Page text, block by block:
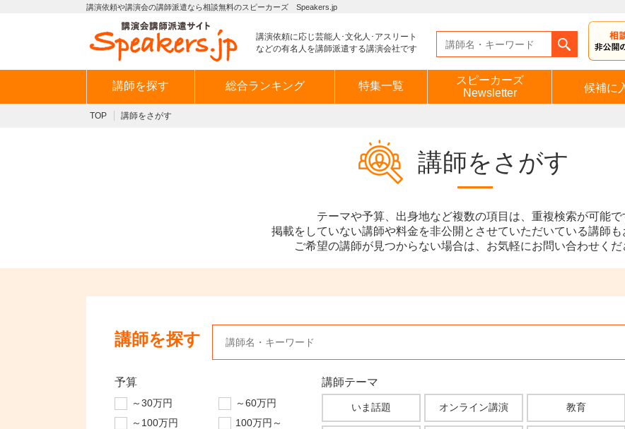
講演依頼や講演会の講師派遣なら相談無料のスピーカーズ Speakers.jp
講演依頼に応じ芸能人･文化人･アスリート
などの有名人を講師派遣する講演会社です
講師を探す 総合ランキング 特集一覧
スピーカーズ
Newsletter
候補に
TOP 講師をさがす
講師をさがす
テーマや予算、出身地など複数の項目は、重複検索が可能で
掲載をしていない講師や料金を非公開とさせていただいている講師も
ご希望の講師が見つからない場合は、お気軽にお問い合わせくだ
講師を探す
予算
～30万円
～60万円
～100万円
100万円～
講師テーマ
いま話題 オンライン講演 教育